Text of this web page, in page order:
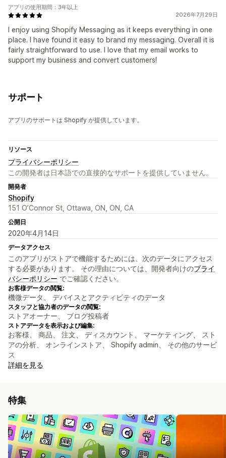
2026年7月29日
I enjoy using Shopify Messaging as it keeps everything in one
place. I have found it easy to brand my messaging. Overall it is
fairly straightforward to use. I love that my email works to
support my business and convert customers!
アプリの使用期間：3年以上
サポート
アプリのサポートは Shopify が提供しています。
リソース
プライバシーポリシー
この開発者は日本語での直接的なサポートを提供していません。
開発者
Shopify
151 O’Connor St, Ottawa, ON, ON, CA
公開日
2020年4月14日
データアクセス
このアプリがストアで機能するためには、次のデータにアクセス
する必要があります。 その理由については、開発者向けのプライ
バシーポリシー でご確認ください。
お客様データの閲覧:
機微データ、 デバイスとアクティビティのデータ
スタッフと協力者のデータの閲覧:
ストアオーナー、 ブログ投稿者
ストアデータを表示および編集:
お客様、 商品、 注文、 ディスカウント、 マーケティング、 スト
アの分析、 オンラインストア、 Shopify admin、 その他のサービ
ス
詳細を見る
特集